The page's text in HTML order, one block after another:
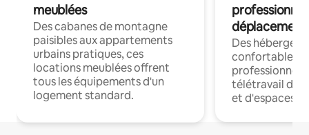
meublées
Des cabanes de montagne
paisibles aux appartements
urbains pratiques, ces
locations meublées offrent
tous les équipements d'un
logement standard.
déplacement
Des
confortables
professionnels
télétravail
et d'espaces